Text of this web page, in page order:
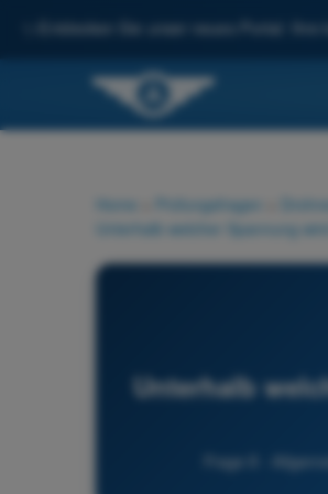
Entdecken Sie unser neues Portal:
Home Prüfungsfragen
Unterhalb
Frage 8 -